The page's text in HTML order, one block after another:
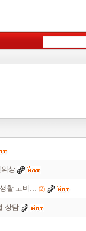
상
활 고비… (2)
상담